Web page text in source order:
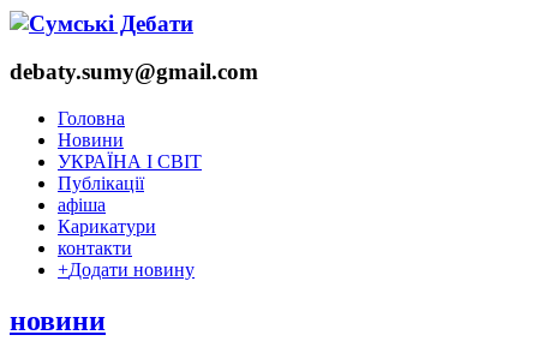
debaty.sumy@gmail.com
Головна
Новини
УКРАЇНА І СВІТ
Публікації
афіша
Карикатури
контакти
+Додати новину
новини